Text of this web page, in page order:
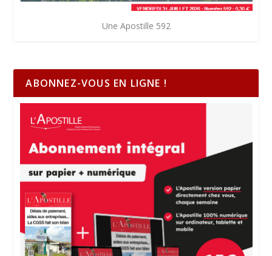
Une Apostille 592
ABONNEZ-VOUS EN LIGNE !